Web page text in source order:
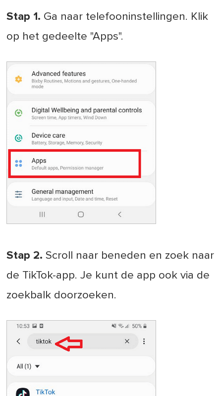
Stap 1. Ga naar telefooninstellingen. Klik
op het gedeelte "Apps".
Stap 2. Scroll naar beneden en zoek naar
de TikTok-app. Je kunt de app ook via de
zoekbalk doorzoeken.